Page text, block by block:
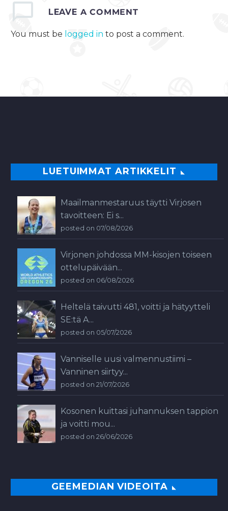
LEAVE A COMMENT
You must be logged in to post a comment.
LUETUIMMAT ARTIKKELIT
Maailmanmestaruus täytti Virjosen
tavoitteen: Ei s...
posted on 07/08/2026
Virjonen johdossa MM-kisojen toiseen
ottelupäivään...
posted on 06/08/2026
Heltelä taivutti 481, voitti ja hätyytteli
SE:tä A...
posted on 05/07/2026
Vanniselle uusi valmennustiimi –
Vanninen siirtyy...
posted on 21/07/2026
Kosonen kuittasi juhannuksen tappion
ja voitti mou...
posted on 26/06/2026
GEEMEDIAN VIDEOITA